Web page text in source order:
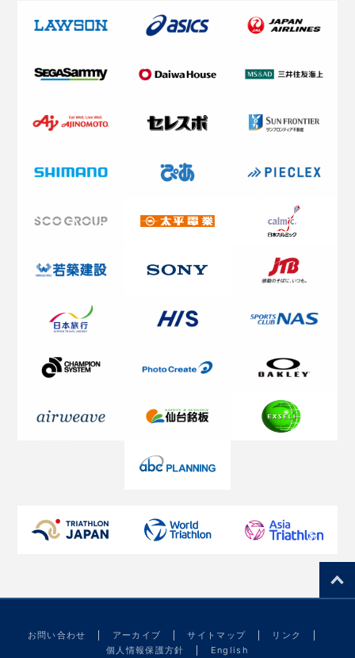
お問い合わせ アーカイブ サイトマップ
リンク
個人情報保護方針
English